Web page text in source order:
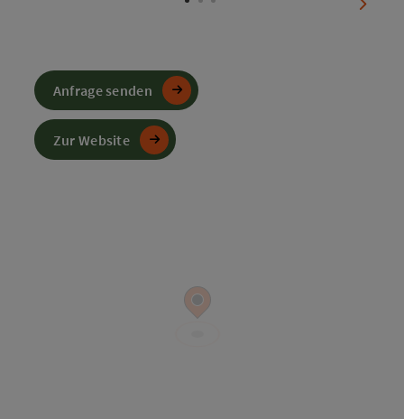
Anfrage senden
Zur Website